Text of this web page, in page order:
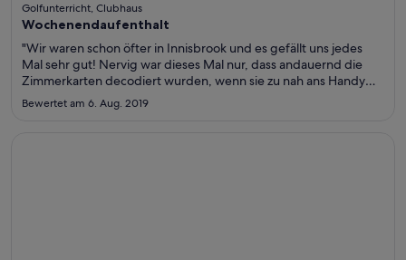
Golfunterricht, Clubhaus
Wochenendaufenthalt
"Wir waren schon öfter in Innisbrook und es gefällt uns jedes
Mal sehr gut! Nervig war dieses Mal nur, dass andauernd die
Zimmerkarten decodiert wurden, wenn sie zu nah ans Handy
oder andere Magnetkarten gelegt wurden; das bedarf
Bewertet am 6. Aug. 2019